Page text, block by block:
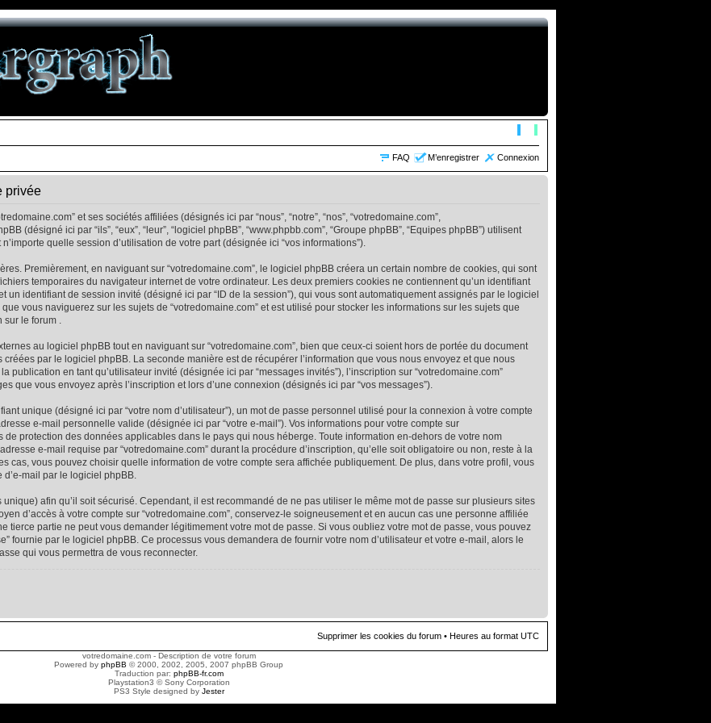
FAQ M’enregistrer Connexion
privée
et ses sociétés affiliées (désignés ici par “nous”, “notre”, “nos”, “votredomaine.com”,
(désigné ici par “ils”, “eux”, “leur”, “logiciel phpBB”, “www.phpbb.com”, “Groupe phpBB”, “Equipes phpBB”) utilisent
quelle session d’utilisation de votre part (désignée ici “vos informations”).
Premièrement, en naviguant sur “votredomaine.com”, le logiciel phpBB créera un certain nombre de cookies, qui sont
temporaires du navigateur internet de votre ordinateur. Les deux premiers cookies ne contiennent qu’un identifiant
un identifiant de session invité (désigné ici par “ID de la session”), qui vous sont automatiquement assignés par le logiciel
vous naviguerez sur les sujets de “votredomaine.com” et est utilisé pour stocker les informations sur les sujets que
sur le forum .
au logiciel phpBB tout en naviguant sur “votredomaine.com”, bien que ceux-ci soient hors de portée du document
par le logiciel phpBB. La seconde manière est de récupérer l’information que vous nous envoyez et que nous
publication en tant qu’utilisateur invité (désignée ici par “messages invités”), l’inscription sur “votredomaine.com”
que vous envoyez après l’inscription et lors d’une connexion (désignés ici par “vos messages”).
unique (désigné ici par “votre nom d’utilisateur”), un mot de passe personnel utilisé pour la connexion à votre compte
e-mail personnelle valide (désignée ici par “votre e-mail”). Vos informations pour votre compte sur
de protection des données applicables dans le pays qui nous héberge. Toute information en-dehors de votre nom
e-mail requise par “votredomaine.com” durant la procédure d’inscription, qu’elle soit obligatoire ou non, reste à la
cas, vous pouvez choisir quelle information de votre compte sera affichée publiquement. De plus, dans votre profil, vous
mail par le logiciel phpBB.
afin qu’il soit sécurisé. Cependant, il est recommandé de ne pas utiliser le même mot de passe sur plusieurs sites
d’accès à votre compte sur “votredomaine.com”, conservez-le soigneusement et en aucun cas une personne affiliée
tierce partie ne peut vous demander légitimement votre mot de passe. Si vous oubliez votre mot de passe, vous pouvez
fournie par le logiciel phpBB. Ce processus vous demandera de fournir votre nom d’utilisateur et votre e-mail, alors le
qui vous permettra de vous reconnecter.
Supprimer les cookies du forum • Heures au format UTC
votredomaine.com - Description de votre forum
Powered by phpBB © 2000, 2002, 2005, 2007 phpBB Group
Traduction par: phpBB-fr.com
Playstation3 © Sony Corporation
PS3 Style designed by Jester